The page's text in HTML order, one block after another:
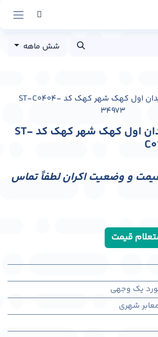
شش ماهه
استرابورد میدان اول کهک شهر کهک کد ST-
قیمت و وضعیت اکران لطفاً تماس
قیمت
یک وجهی
شهری